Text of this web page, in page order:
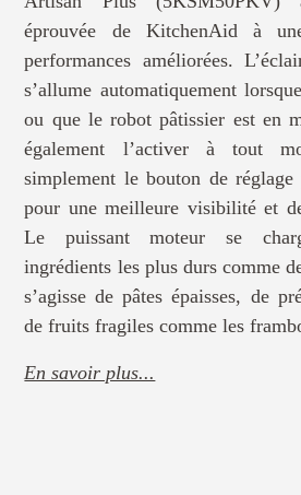
éprouvée de KitchenAid à
performances améliorées.
s’allume automatiquement
ou que le robot pâtissier est en
également l’activer à tout
simplement le bouton de
pour une meilleure visibilité et
Le puissant moteur se
ingrédients les plus durs comme
s’agisse de pâtes épaisses, de
de fruits fragiles comme les
En savoir plus...